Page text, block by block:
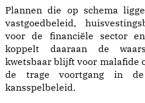
Plannen die op schema
vastgoedbeleid,
voor de financiële sector
koppelt daaraan de
kwetsbaar blijft voor malafide
de trage voortgang in
kansspelbeleid.